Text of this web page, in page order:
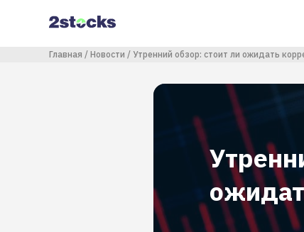
содержанию
Строка навигации
Главная Новости Утренний обзор: стоит ли ожидать